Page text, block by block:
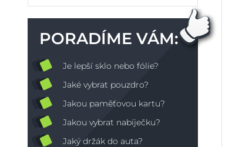
PORADÍME VÁM:
Je lepší sklo nebo fólie?
Jaké vybrat pouzdro?
Jakou paměťovou kartu?
Jakou vybrat nabíječku?
Jaký držák do auta?